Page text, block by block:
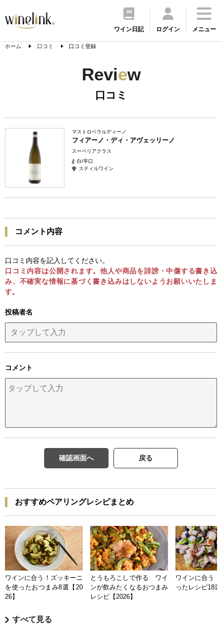
ワイン日記 ログイン メニュー
ホーム 口コミ 口コミ登録
Review
口コミ
マストロベラルディーノ
フィアーノ・ディ・アヴェッリーノ
スーペリアクラス
白/辛口
スティルワイン
コメント内容
口コミ内容を記入してください。
口コミ内容は公開されます。他人や商品を誹謗・中傷する書き込
み、不確実な情報に基づく書き込みはしないようお願いいたしま
す。
投稿者名
コメント
確認画面へ 戻る
おすすめペアリングレシピまとめ
ワインに合う！ズッキーニ
を使ったおつまみ8選【20
26】
とうもろこしで作る ワイ
ンが飲みたくなるおつまみ
レシピ【2026】
ワインに合う
ったレシピ18
すべて見る